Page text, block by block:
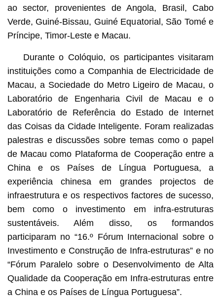
ao sector, provenientes de Angola, Brasil, Cabo
Verde, Guiné-Bissau, Guiné Equatorial, São Tomé e
Príncipe, Timor-Leste e Macau.
Durante o Colóquio, os participantes visitaram
instituições como a Companhia de Electricidade de
Macau, a Sociedade do Metro Ligeiro de Macau, o
Laboratório de Engenharia Civil de Macau e o
Laboratório de Referência do Estado de Internet
das Coisas da Cidade Inteligente. Foram realizadas
palestras e discussões sobre temas como o papel
de Macau como Plataforma de Cooperação entre a
China e os Países de Língua Portuguesa, a
experiência chinesa em grandes projectos de
infraestrutura e os respectivos factores de sucesso,
bem como o investimento em infra-estruturas
sustentáveis. Além disso, os formandos
participaram no “16.º Fórum Internacional sobre o
Investimento e Construção de Infra-estruturas” e no
“Fórum Paralelo sobre o Desenvolvimento de Alta
Qualidade da Cooperação em Infra-estruturas entre
a China e os Países de Língua Portuguesa”.